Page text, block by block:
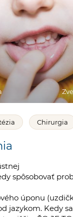
Chirurgia
spôsobovať
úponu
jazykom. Kedy